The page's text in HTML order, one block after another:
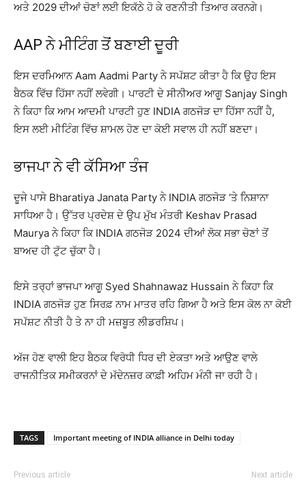
ਅਤੇ 2029 ਦੀਆਂ ਚੋਣਾਂ ਲਈ ਇਕੱਠੇ ਹੋ ਕੇ ਰਣਨੀਤੀ ਤਿਆਰ ਕਰਨਗੇ।
AAP ਨੇ ਮੀਟਿੰਗ ਤੋਂ ਬਣਾਈ ਦੂਰੀ
ਇਸ ਦਰਮਿਆਨ Aam Aadmi Party ਨੇ ਸਪੱਸ਼ਟ ਕੀਤਾ ਹੈ ਕਿ ਉਹ ਇਸ
ਬੈਠਕ ਵਿੱਚ ਹਿੱਸਾ ਨਹੀਂ ਲਵੇਗੀ। ਪਾਰਟੀ ਦੇ ਸੀਨੀਅਰ ਆਗੂ Sanjay Singh
ਨੇ ਕਿਹਾ ਕਿ ਆਮ ਆਦਮੀ ਪਾਰਟੀ ਹੁਣ INDIA ਗਠਜੋੜ ਦਾ ਹਿੱਸਾ ਨਹੀਂ ਹੈ,
ਇਸ ਲਈ ਮੀਟਿੰਗ ਵਿੱਚ ਸ਼ਾਮਲ ਹੋਣ ਦਾ ਕੋਈ ਸਵਾਲ ਹੀ ਨਹੀਂ ਬਣਦਾ।
ਭਾਜਪਾ ਨੇ ਵੀ ਕੱਸਿਆ ਤੰਜ
ਦੂਜੇ ਪਾਸੇ Bharatiya Janata Party ਨੇ INDIA ਗਠਜੋੜ ‘ਤੇ ਨਿਸ਼ਾਨਾ
ਸਾਧਿਆ ਹੈ। ਉੱਤਰ ਪ੍ਰਦੇਸ਼ ਦੇ ਉਪ ਮੁੱਖ ਮੰਤਰੀ Keshav Prasad
Maurya ਨੇ ਕਿਹਾ ਕਿ INDIA ਗਠਜੋੜ 2024 ਦੀਆਂ ਲੋਕ ਸਭਾ ਚੋਣਾਂ ਤੋਂ
ਬਾਅਦ ਹੀ ਟੁੱਟ ਚੁੱਕਾ ਹੈ।
ਇਸੇ ਤਰ੍ਹਾਂ ਭਾਜਪਾ ਆਗੂ Syed Shahnawaz Hussain ਨੇ ਕਿਹਾ ਕਿ
INDIA ਗਠਜੋੜ ਹੁਣ ਸਿਰਫ਼ ਨਾਮ ਮਾਤਰ ਰਹਿ ਗਿਆ ਹੈ ਅਤੇ ਇਸ ਕੋਲ ਨਾ ਕੋਈ
ਸਪੱਸ਼ਟ ਨੀਤੀ ਹੈ ਤੇ ਨਾ ਹੀ ਮਜ਼ਬੂਤ ਲੀਡਰਸ਼ਿਪ।
ਅੱਜ ਹੋਣ ਵਾਲੀ ਇਹ ਬੈਠਕ ਵਿਰੋਧੀ ਧਿਰ ਦੀ ਏਕਤਾ ਅਤੇ ਆਉਣ ਵਾਲੇ
ਰਾਜਨੀਤਿਕ ਸਮੀਕਰਨਾਂ ਦੇ ਮੱਦੇਨਜ਼ਰ ਕਾਫ਼ੀ ਅਹਿਮ ਮੰਨੀ ਜਾ ਰਹੀ ਹੈ।
TAGS Important meeting of INDIA alliance in Delhi today
Previous article Next article